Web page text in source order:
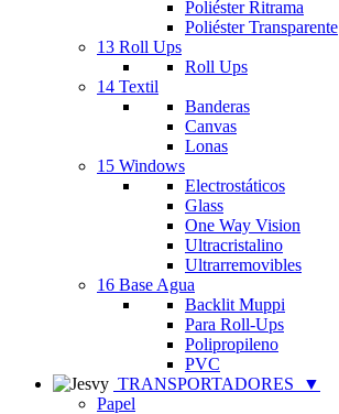
Poliéster Ritrama
Poliéster Transparente
13 Roll Ups
Roll Ups
14 Textil
Banderas
Canvas
Lonas
15 Windows
Electrostáticos
Glass
One Way Vision
Ultracristalino
Ultrarremovibles
16 Base Agua
Backlit Muppi
Para Roll-Ups
Polipropileno
PVC
TRANSPORTADORES
▼
Papel